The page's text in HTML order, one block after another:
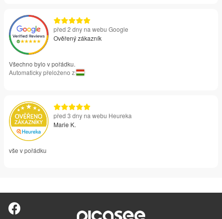
před 2 dny na webu Google
Ověřený zákazník
Všechno bylo v pořádku.
Automaticky přeloženo z
před 3 dny na webu Heureka
Marie K.
vše v pořádku